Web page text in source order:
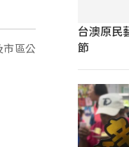
區公
台澳原民
節